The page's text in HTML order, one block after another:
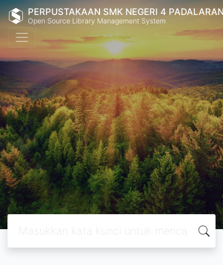
PERPUSTAKAAN SMK NEGERI 4
Open Source Library Management System